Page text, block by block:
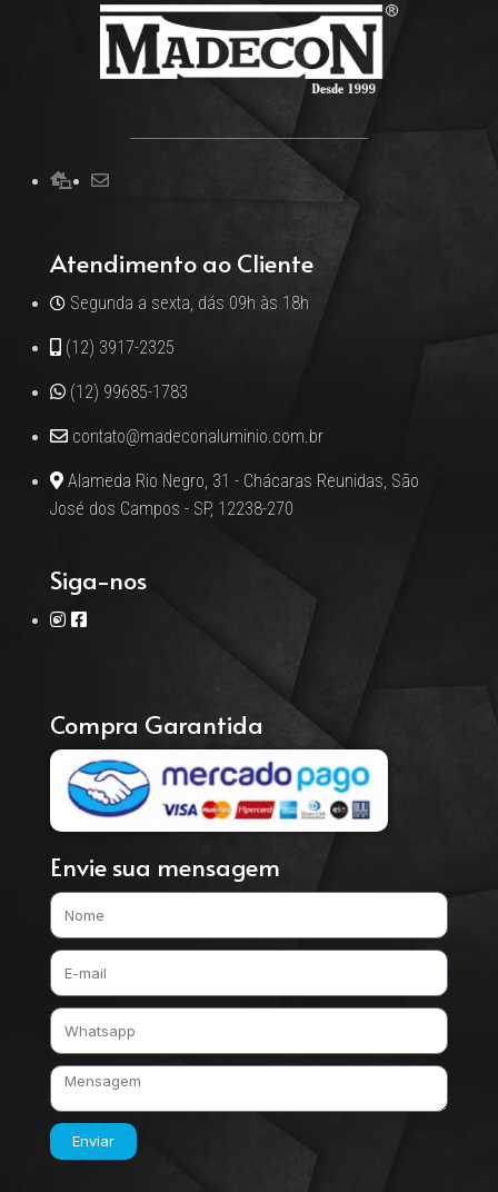
Atendimento ao Cliente
Segunda a sexta, dás 09h às 18h
(12) 3917-2325
(12) 99685-1783
contato@madeconaluminio.com.br
Alameda Rio Negro, 31 - Chácaras Reunidas, São
José dos Campos - SP, 12238-270
Siga-nos
Compra Garantida
Envie sua mensagem
Enviar